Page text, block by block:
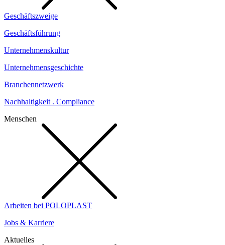
Geschäftszweige
Geschäftsführung
Unternehmenskultur
Unternehmensgeschichte
Branchennetzwerk
Nachhaltigkeit . Compliance
Menschen
Arbeiten bei POLOPLAST
Jobs & Karriere
Aktuelles